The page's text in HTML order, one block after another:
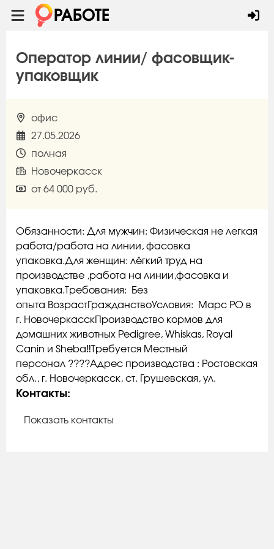
Оператор линии/ фасовщик-
упаковщик
офис
27.05.2026
полная
Новочеркасск
от 64 000 руб.
Обязанности: Для мужчин: Физическая не легкая
работа/работа на линии, фасовка
упаковка.Для женщин: лёгкий труд на
производстве ,работа на линии,фасовка и
упаковка.Требования: Без
опыта ВозрастГражданствоУсловия: Марс РО в
г. НовочеркасскПроизводство кормов для
домашних животных Pedigree, Whiskas, Royal
Canin и Sheba‼️Требуется Местный
персонал ????Адрес производства : Ростовская
обл., г. Новочеркасск, ст. Грушевская, ул.
Контакты:
Показать контакты